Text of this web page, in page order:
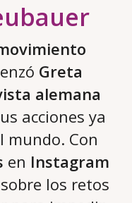
Greta
alemana
acciones ya
mundo. Con
en Instagram
los retos